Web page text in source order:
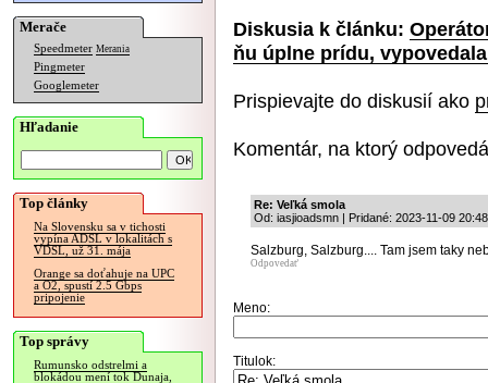
Merače
Speedmeter Merania
Pingmeter
Googlemeter
Hľadanie
Top články
Na Slovensku sa v tichosti
vypína ADSL v lokalitách s
VDSL, už 31. mája
Orange sa doťahuje na UPC
a O2, spustí 2.5 Gbps
pripojenie
Top správy
Rumunsko odstrelmi a
blokádou mení tok Dunaja,
Diskusia k článku:
ňu úplne prídu,
Prispievajte do diskusií ako
Komentár, na ktorý
Re: Veľká smola
Od: iasjioadsmn | Pridané: 2023-11-09
Salzburg, Salzburg.... Tam jsem taky
Odpovedať
Meno:
Titulok: